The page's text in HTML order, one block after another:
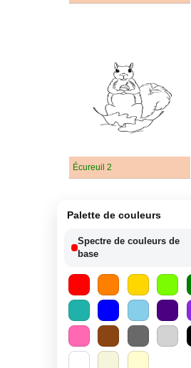
Écureuil 2
Palette de couleurs
Spectre de couleurs de
base